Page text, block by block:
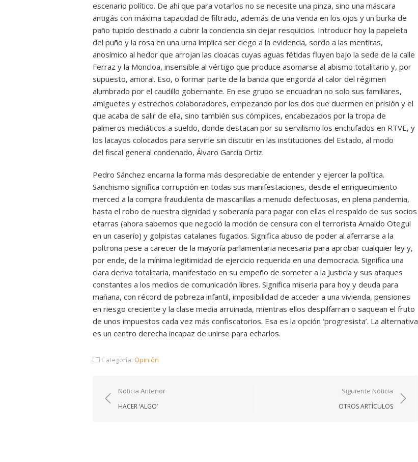
escenario político. De ahí que para votarlos no se necesite una pinza, sino una máscara
antigás con máxima capacidad de filtrado, además de una venda en los ojos y un burka de
paño tupido destinado a cubrir la conciencia sin dejar resquicios. Introducir hoy la papeleta
del puño y la rosa en una urna implica ser ciego a la evidencia, sordo a las mentiras,
anosímico al hedor que arrojan las cloacas cuyas aguas fétidas fluyen bajo la sede de la calle
Ferraz y la Moncloa, insensible al vértigo que produce asomarse al abismo totalitario y, por
supuesto, amoral. Eso, o formar parte de la banda que engorda al calor del régimen
alumbrado por el caudillo gobernante. En ese grupo se encuadran no solo sus familiares,
amiguetes y estrechos colaboradores, empezando por los dos que duermen en prisión y el
que acaba de salir de ella, sino también sus cómplices, encabezados por la tropa de
palmeros mediáticos a sueldo, donde destacan por su servilismo los enchufados en RTVE, y
los lacayos colocados para servirle sin discutir en las instituciones del Estado, al modo
del fiscal general condenado, Álvaro García Ortiz.
Pedro Sánchez encarna la forma más despreciable de entender y ejercer la política.
Sanchismo significa corrupción en todas sus manifestaciones, desde el enriquecimiento
merced a la compra fraudulenta de mascarillas a menudo defectuosas, en plena pandemia,
hasta el robo de nuestra dignidad y soberanía para pagar con ellas el respaldo de sus socios
etarras (ahora sabemos que negoció la moción de censura con el terrorista Arnaldo Otegui
en un caserío) y golpistas catalanes fugados. Significa abuso de poder al aferrarse a la
poltrona pese a carecer de la mayoría parlamentaria necesaria para aprobar cualquier ley y,
por ende, de la mínima legitimidad de ejercicio requerida en una democracia. Significa una
clara deriva totalitaria, manifestado en su empeño de someter a la Justicia y sus ataques
constantes a los medios de comunicación libres. Significa miseria para hoy y deuda para
mañana, con récord de pobreza infantil, imposibilidad de acceder a una vivienda, pensiones
en riesgo creciente y la clase media arruinada, mientras ellos despilfarran o saquean el fruto
de unos impuestos cada vez más confiscatorios. Esa es la opción ‘progresista’. La alternativa
es un centro derecha incapaz de unirse para echarlos.
Categoría: Opinión
Navegación
de
Noticia Anterior
HACER ‘ALGO’
Siguiente Noticia
OTROS ARTÍCULOS